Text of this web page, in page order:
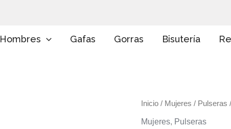
Hombres Gafas Gorras Bisutería
Inicio / Mujeres / Pulseras
Mujeres, Pulseras
Pulsera
g
e